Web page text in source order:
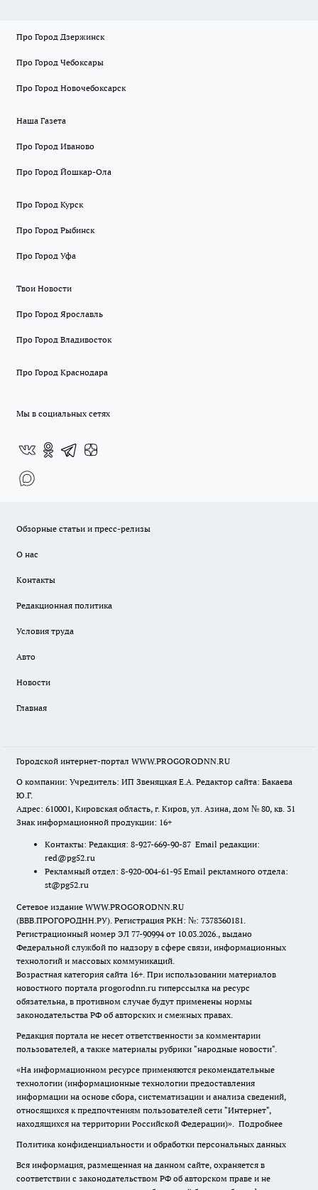
Про Город Дзержинск
Про Город Чебоксары
Про Город Новочебоксарск
Наша Газета
Про Город Иваново
Про Город Йошкар-Ола
Про Город Курск
Про Город Рыбинск
Про Город Уфа
Твои Новости
Про Город Ярославль
Про Город Владивосток
Про Город Краснодара
Мы в социальных сетях
Обзорные статьи и пресс-релизы
О нас
Контакты
Редакционная политика
Условия труда
Авто
Новости
Главная
Городской интернет-портал WWW.PROGORODNN.RU
О компании: Учредитель: ИП Звеняцкая Е.А. Редактор сайта: Бакаева
Ю.Г.
Адрес: 610001, Кировская область, г. Киров, ул. Азина, дом № 80, кв. 31
Знак информационной продукции: 16+
Контакты: Редакция: 8-927-669-90-87 Email редакции:
red@pg52.ru
Рекламный отдел: 8-920-004-61-95 Email рекламного отдела:
st@pg52.ru
Сетевое издание WWW.PROGORODNN.RU
(ВВВ.ПРОГОРОДНН.РУ). Регистрация РКН: №: 7378360181.
Регистрационный номер ЭЛ 77-90994 от 10.03.2026., выдано
Федеральной службой по надзору в сфере связи, информационных
технологий и массовых коммуникаций.
Возрастная категория сайта 16+. При использовании материалов
новостного портала progorodnn.ru гиперссылка на ресурс
обязательна, в противном случае будут применены нормы
законодательства РФ об авторских и смежных правах.
Редакция портала не несет ответственности за комментарии
пользователей, а также материалы рубрики "народные новости".
«На информационном ресурсе применяются рекомендательные
технологии (информационные технологии предоставления
информации на основе сбора, систематизации и анализа сведений,
относящихся к предпочтениям пользователей сети "Интернет",
находящихся на территории Российской Федерации)». Подробнее
Политика конфиденциальности и обработки персональных данных
Вся информация, размещенная на данном сайте, охраняется в
соответствии с законодательством РФ об авторском праве и не